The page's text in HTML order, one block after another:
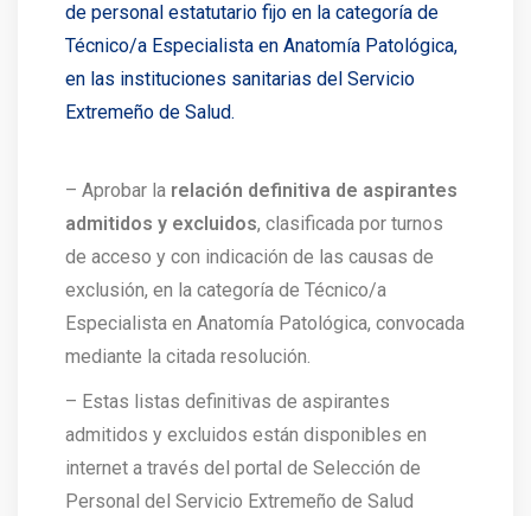
de personal estatutario fijo en la categoría de
Técnico/a Especialista en Anatomía Patológica,
en las instituciones sanitarias del Servicio
Extremeño de Salud.
– Aprobar la relación definitiva de aspirantes
admitidos y excluidos, clasificada por turnos
de acceso y con indicación de las causas de
exclusión, en la categoría de Técnico/a
Especialista en Anatomía Patológica, convocada
mediante la citada resolución.
– Estas listas definitivas de aspirantes
admitidos y excluidos están disponibles en
internet a través del portal de Selección de
Personal del Servicio Extremeño de Salud